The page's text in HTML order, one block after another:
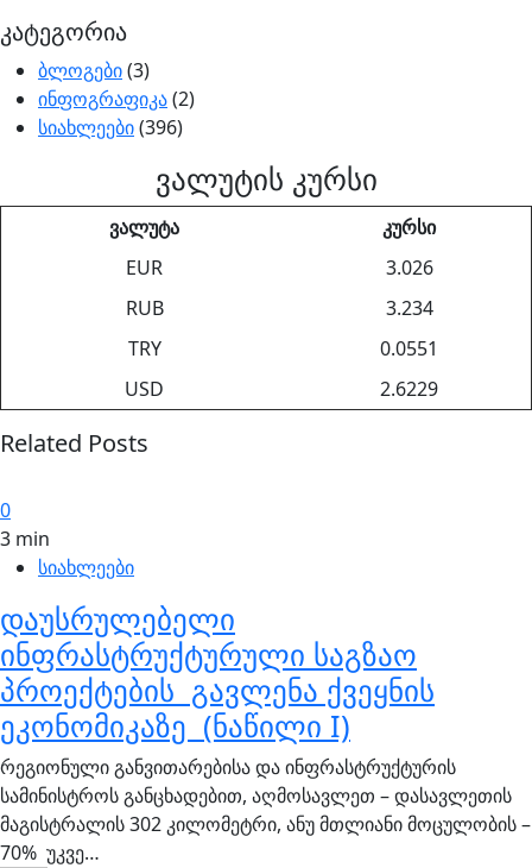
კატეგორია
ბლოგები(3)
ინფოგრაფიკა(2)
სიახლეები(396)
ვალუტის კურსი
ვალუტა
კურსი
EUR
3.026
RUB
3.234
TRY
0.0551
USD
2.6229
Related Posts
0
3 min
სიახლეები
დაუსრულებელი
ინფრასტრუქტურული საგზაო
პროექტების გავლენა ქვეყნის
ეკონომიკაზე (ნაწილი I)
რეგიონული განვითარებისა და ინფრასტრუქტურის
სამინისტროს განცხადებით, აღმოსავლეთ – დასავლეთის
მაგისტრალის 302 კილომეტრი, ანუ მთლიანი მოცულობის –
70% უკვე…